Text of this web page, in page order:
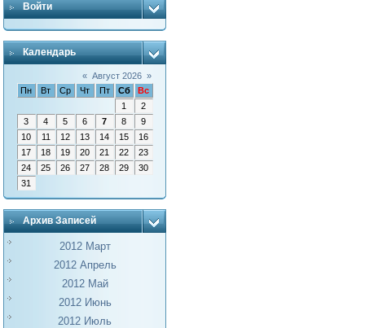
Войти
Календарь
« Август 2026 »
Пн
Вт Ср Чт Пт Сб
Вс
1
2
3
4 5 6 7 8
9
10
11 12 13 14 15
16
17
18 19 20 21 22
23
24
25 26 27 28 29
30
31
Архив Записей
2012 Март
2012 Апрель
2012 Май
2012 Июнь
2012 Июль